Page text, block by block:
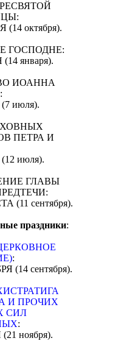
(14 октября).
ГОСПОДНЕ:
января).
ИОАННА
июля).
ПЕТРА И
июля).
ГЛАВЫ
(11 сентября).
праздники:
:
(14 сентября).
И ПРОЧИХ
СИЛ
:
ноября).